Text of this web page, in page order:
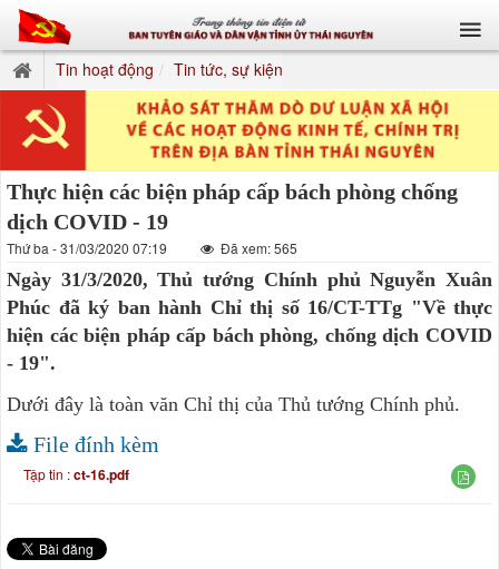
Tin hoạt động Tin tức, sự kiện
Thực hiện các biện pháp cấp bách phòng chống
dịch COVID - 19
Thứ ba - 31/03/2020 07:19 Đã xem: 565
Ngày 31/3/2020, Thủ tướng Chính phủ Nguyễn Xuân
Phúc đã ký ban hành Chỉ thị số 16/CT-TTg "Về thực
hiện các biện pháp cấp bách phòng, chống dịch COVID
- 19".
Dưới đây là toàn văn Chỉ thị của Thủ tướng Chính phủ.
File đính kèm
Tập tin :ct-16.pdf